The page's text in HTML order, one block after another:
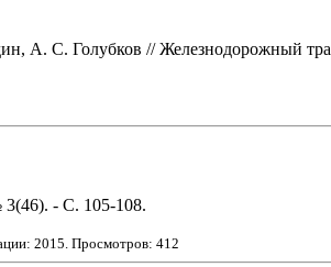
А. С. Голубков // Железнодорожный
- С. 105-108.
2015. Просмотров: 412